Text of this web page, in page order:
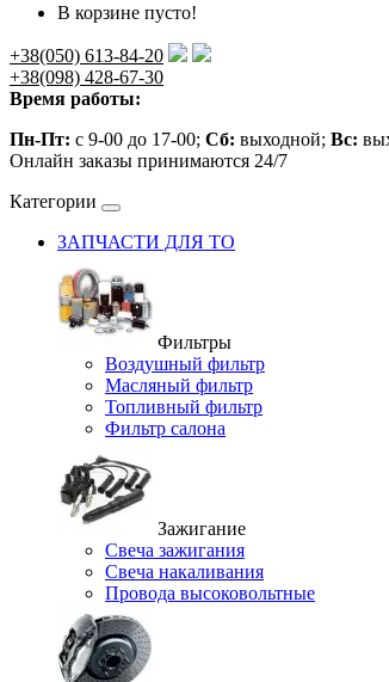
В корзине пусто!
+38(050) 613-84-20
+38(098) 428-67-30
Время работы:
Пн-Пт: с 9-00 до 17-00; Сб: выходной; Вс:
Онлайн заказы принимаются 24/7
Категории
ЗАПЧАСТИ ДЛЯ ТО
Фильтры
Воздушный фильтр
Масляный фильтр
Топливный фильтр
Фильтр салона
Зажигание
Свеча зажигания
Свеча накаливания
Провода высоковольтные